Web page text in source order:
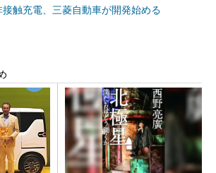
接触充電、三菱自動車が開発始める